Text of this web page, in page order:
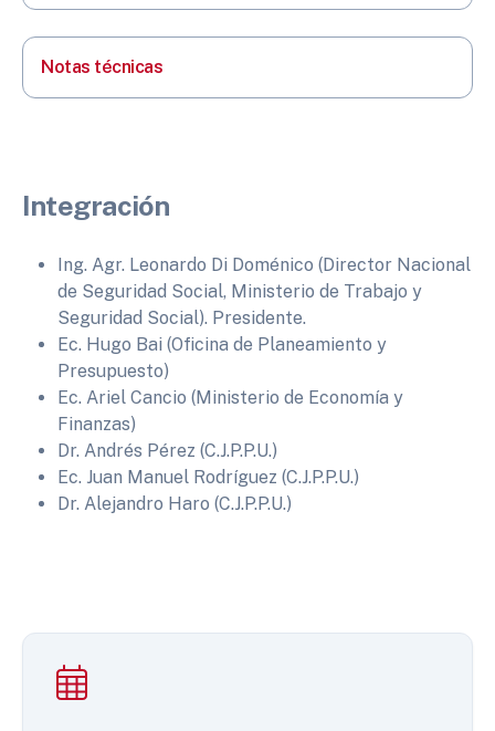
Notas técnicas
Integración
Ing. Agr. Leonardo Di Doménico (Director Nacional
de Seguridad Social, Ministerio de Trabajo y
Seguridad Social). Presidente.
Ec. Hugo Bai (Oficina de Planeamiento y
Presupuesto)
Ec. Ariel Cancio (Ministerio de Economía y
Finanzas)
Dr. Andrés Pérez (C.J.P.P.U.)
Ec. Juan Manuel Rodríguez (C.J.P.P.U.)
Dr. Alejandro Haro (C.J.P.P.U.)